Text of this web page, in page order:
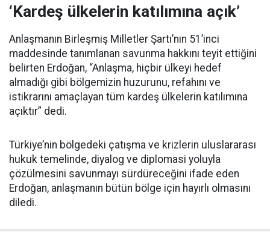
‘Kardeş ülkelerin katılımına açık’
Anlaşmanın Birleşmiş Milletler Şartı’nın 51’inci
maddesinde tanımlanan savunma hakkını teyit ettiğini
belirten Erdoğan, “Anlaşma, hiçbir ülkeyi hedef
almadığı gibi bölgemizin huzurunu, refahını ve
istikrarını amaçlayan tüm kardeş ülkelerin katılımına
açıktır” dedi.
Türkiye’nin bölgedeki çatışma ve krizlerin uluslararası
hukuk temelinde, diyalog ve diplomasi yoluyla
çözülmesini savunmayı sürdüreceğini ifade eden
Erdoğan, anlaşmanın bütün bölge için hayırlı olmasını
diledi.